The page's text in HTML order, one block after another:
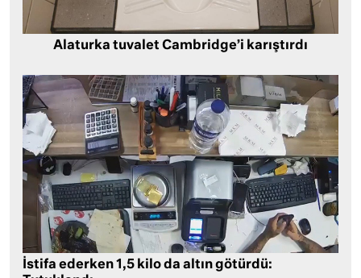
Alaturka tuvalet Cambridge’i karıştırdı
İstifa ederken 1,5 kilo da altın götürdü: